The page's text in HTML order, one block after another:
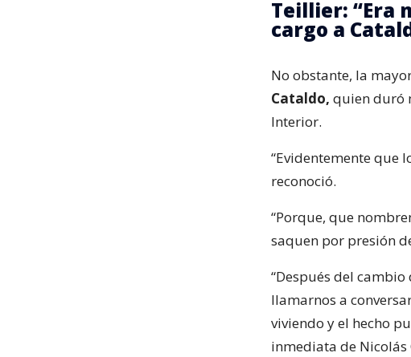
Teillier: “Era
cargo a
No obstante, la
Cataldo, quien duró
Interior.
“Evidentemente que
reconoció.
“Porque, que
saquen por presión
“Después del
llamarnos a
viviendo y el hecho
inmediata de Nicolás